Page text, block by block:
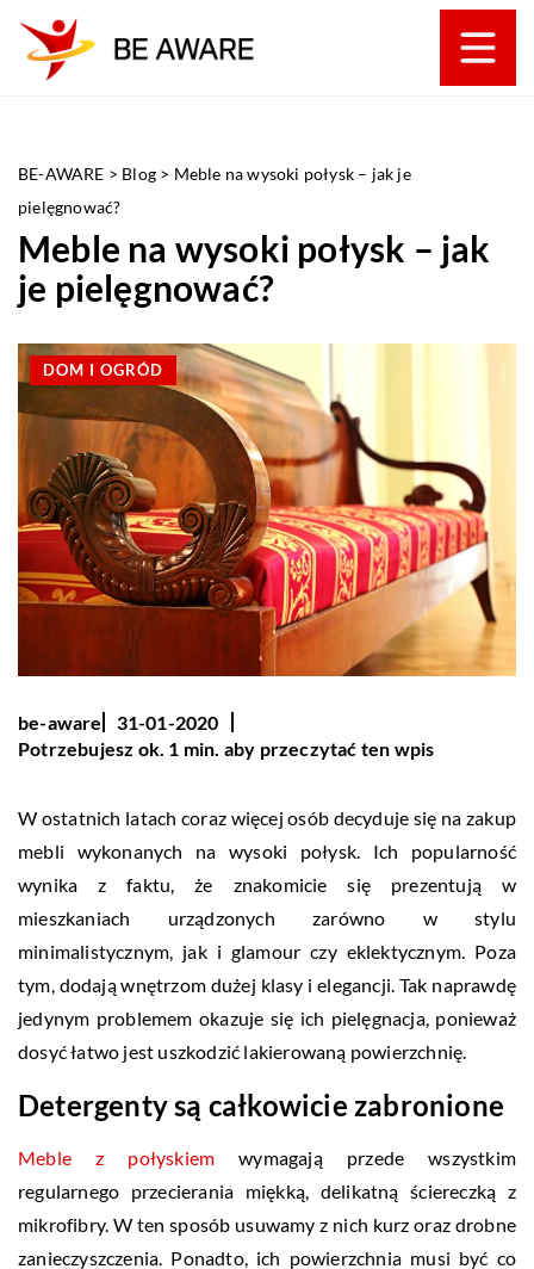
BE-AWARE > Blog > Meble na wysoki połysk – jak je
pielęgnować?
Meble na wysoki połysk – jak
je pielęgnować?
DOM I OGRÓD
be-aware
31-01-2020
Potrzebujesz ok. 1 min. aby przeczytać ten wpis
W ostatnich latach coraz więcej osób decyduje się na zakup
mebli wykonanych na wysoki połysk. Ich popularność
wynika z faktu, że znakomicie się prezentują w
mieszkaniach urządzonych zarówno w stylu
minimalistycznym, jak i glamour czy eklektycznym. Poza
tym, dodają wnętrzom dużej klasy i elegancji. Tak naprawdę
jedynym problemem okazuje się ich pielęgnacja, ponieważ
dosyć łatwo jest uszkodzić lakierowaną powierzchnię.
Detergenty są całkowicie zabronione
Meble z połyskiem wymagają przede wszystkim
regularnego przecierania miękką, delikatną ściereczką z
mikrofibry. W ten sposób usuwamy z nich kurz oraz drobne
zanieczyszczenia. Ponadto, ich powierzchnia musi być co